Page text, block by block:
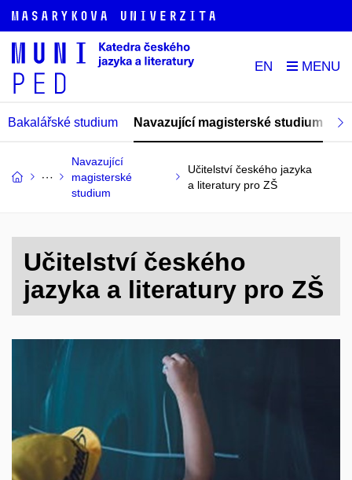
EN
Bakalářské studium Navazující magisterské studium
Navazující
magisterské
studium
Učitelství českého jazyka
a literatury pro ZŠ
Učitelství českého
jazyka a literatury pro ZŠ